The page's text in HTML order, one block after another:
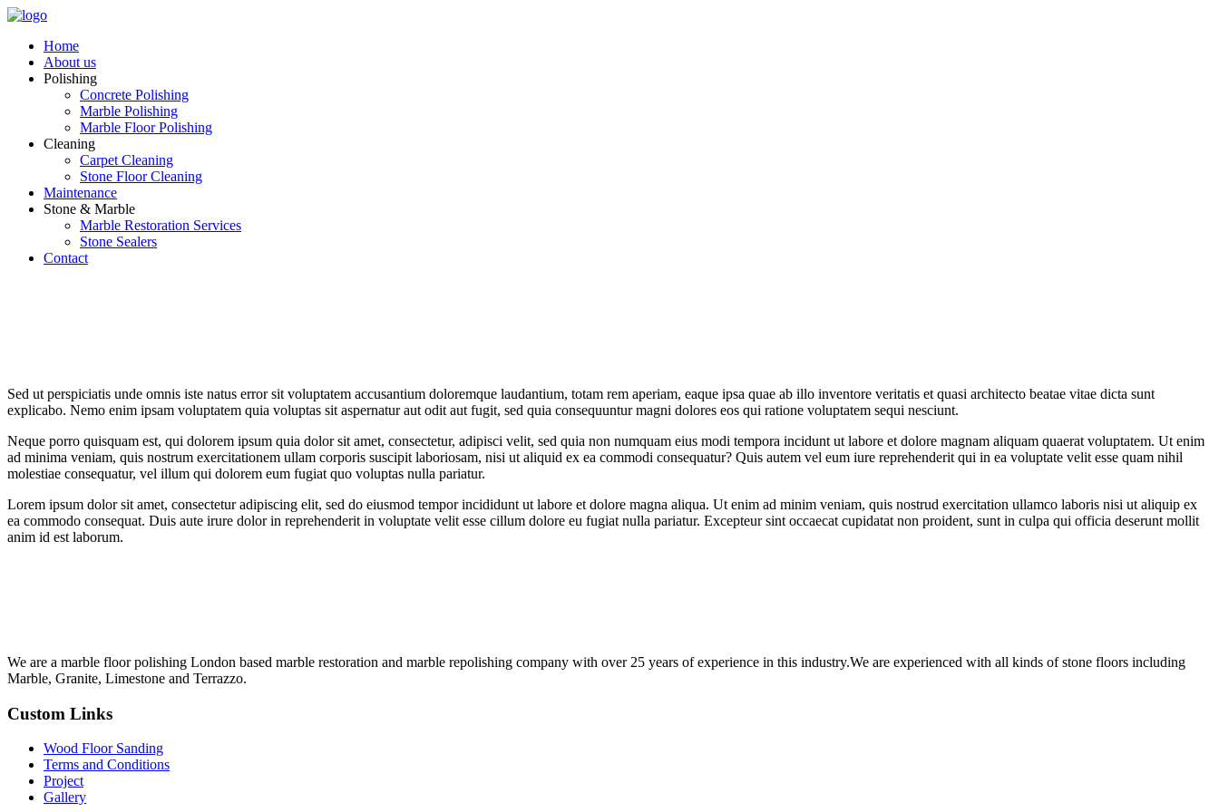
Home
About us
Polishing
Concrete Polishing
Marble Polishing
Marble Floor Polishing
Cleaning
Carpet Cleaning
Stone Floor Cleaning
Maintenance
Stone & Marble
Marble Restoration Services
Stone Sealers
Contact
Sed ut perspiciatis unde omnis iste natus error sit voluptatem accusantium doloremque laudantium, totam rem aperiam, eaque ipsa quae ab illo inventore veritatis et quasi architecto beatae vitae dicta sunt
explicabo. Nemo enim ipsam voluptatem quia voluptas sit aspernatur aut odit aut fugit, sed quia consequuntur magni dolores eos qui ratione voluptatem sequi nesciunt.
Neque porro quisquam est, qui dolorem ipsum quia dolor sit amet, consectetur, adipisci velit, sed quia non numquam eius modi tempora incidunt ut labore et dolore magnam aliquam quaerat voluptatem. Ut enim
ad minima veniam, quis nostrum exercitationem ullam corporis suscipit laboriosam, nisi ut aliquid ex ea commodi consequatur? Quis autem vel eum iure reprehenderit qui in ea voluptate velit esse quam nihil
molestiae consequatur, vel illum qui dolorem eum fugiat quo voluptas nulla pariatur.
Lorem ipsum dolor sit amet, consectetur adipiscing elit, sed do eiusmod tempor incididunt ut labore et dolore magna aliqua. Ut enim ad minim veniam, quis nostrud exercitation ullamco laboris nisi ut aliquip ex
ea commodo consequat. Duis aute irure dolor in reprehenderit in voluptate velit esse cillum dolore eu fugiat nulla pariatur. Excepteur sint occaecat cupidatat non proident, sunt in culpa qui officia deserunt mollit
anim id est laborum.
We are a marble floor polishing London based marble restoration and marble repolishing company with over 25 years of experience in this industry.We are experienced with all kinds of stone floors including
Marble, Granite, Limestone and Terrazzo.
Custom Links
Wood Floor Sanding
Terms and Conditions
Project
Gallery